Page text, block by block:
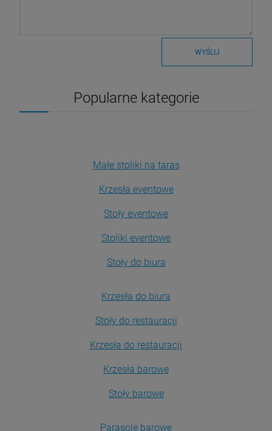
WYŚLIJ
Popularne kategorie
Małe stoliki na taras
Krzesła eventowe
Stoły eventowe
Stoliki eventowe
Stoły do biura
Krzesła do biura
Stoły do restauracji
Krzesła do restauracji
Krzesła barowe
Stoły barowe
Parasole barowe